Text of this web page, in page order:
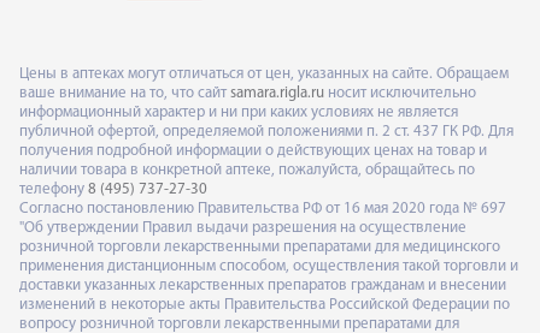
Цены в аптеках могут отличаться от цен, указанных на сайте. Обращаем
ваше внимание на то, что сайт samara.rigla.ru носит исключительно
информационный характер и ни при каких условиях не является
публичной офертой, определяемой положениями п. 2 ст. 437 ГК РФ. Для
получения подробной информации о действующих ценах на товар и
наличии товара в конкретной аптеке, пожалуйста, обращайтесь по
телефону 8 (495) 737-27-30
Согласно постановлению Правительства РФ от 16 мая 2020 года № 697
"Об утверждении Правил выдачи разрешения на осуществление
розничной торговли лекарственными препаратами для медицинского
применения дистанционным способом, осуществления такой торговли и
доставки указанных лекарственных препаратов гражданам и внесении
изменений в некоторые акты Правительства Российской Федерации по
вопросу розничной торговли лекарственными препаратами для